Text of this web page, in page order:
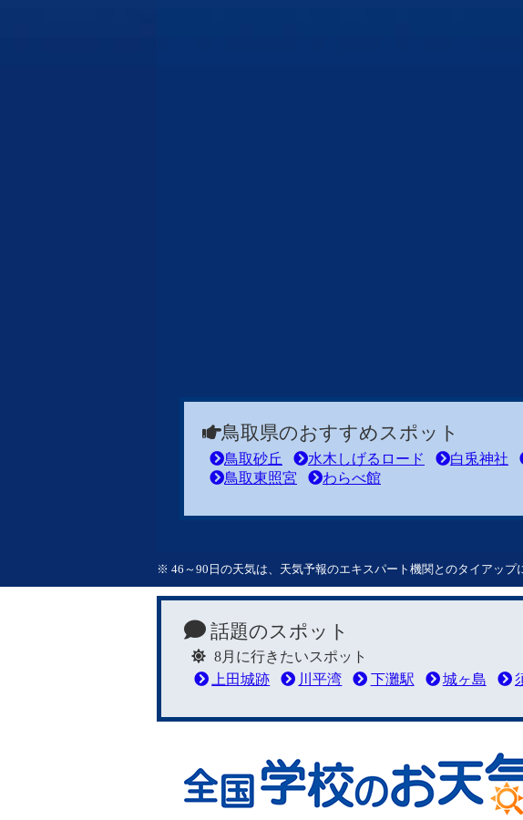
鳥取県のおすすめスポット
鳥取砂丘 水木しげるロード 白兎神社
鳥取東照宮
わらべ館
※ 46～90日の天気は、天気予報のエキスパート機関とのタイアップ
話題のスポット
8月に行きたいスポット
上田城跡
川平湾 下灘駅 城ヶ島